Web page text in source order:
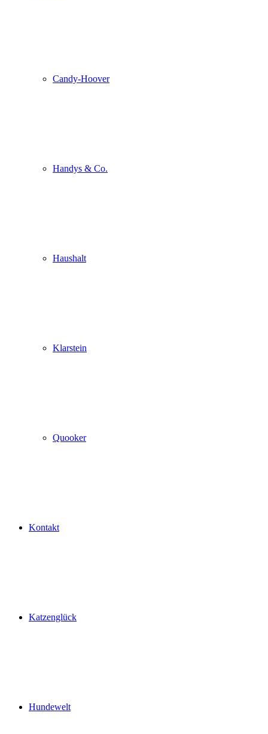
Candy-Hoover
Handys & Co.
Haushalt
Klarstein
Quooker
Kontakt
Katzenglück
Hundewelt